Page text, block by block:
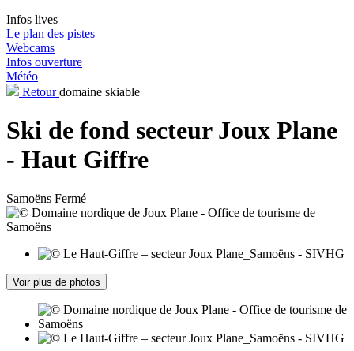
Infos lives
Le plan des pistes
Webcams
Infos ouverture
Météo
Retourdomaine skiable
Ski de fond secteur Joux Plane
- Haut Giffre
Samoëns Fermé
Voir plus de photos